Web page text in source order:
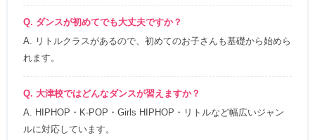
Q. ダンスが初めてでも大丈夫ですか？
A. リトルクラスがあるので、初めてのお子さんも基礎から始めら
れます。
Q. 大津校ではどんなダンスが習えますか？
A. HIPHOP・K-POP・Girls HIPHOP・リトルなど幅広いジャン
ルに対応しています。